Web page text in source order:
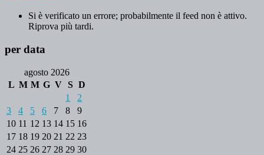
Si è verificato un errore; probabilmente il feed non è attivo.
Riprova più tardi.
per data
agosto 2026
L M M G V S D
1
2
3
4 5 6 7 8
9
10 11 12 13 14 15 16
17 18 19 20 21 22 23
24 25 26 27 28 29 30